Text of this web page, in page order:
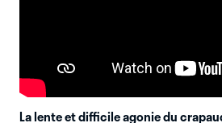
La lente et difficile agonie du